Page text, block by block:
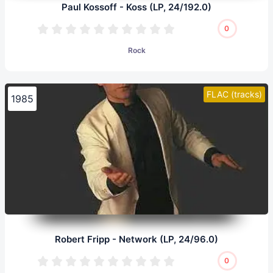
Paul Kossoff - Koss (LP, 24/192.0)
0
Rock
FLAC (tracks)
1985
Robert Fripp - Network (LP, 24/96.0)
0